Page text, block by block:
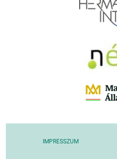
IMPRESSZUM